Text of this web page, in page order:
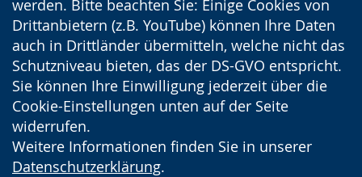
werden. Bitte beachten Sie: Einige Cookies von
Drittanbietern (z.B. YouTube) können Ihre Daten
auch in Drittländer übermitteln, welche nicht das
Schutzniveau bieten, das der DS-GVO entspricht.
Sie können Ihre Einwilligung jederzeit über die
Cookie-Einstellungen unten auf der Seite
widerrufen.
Weitere Informationen finden Sie in unserer
Datenschutzerklärung.